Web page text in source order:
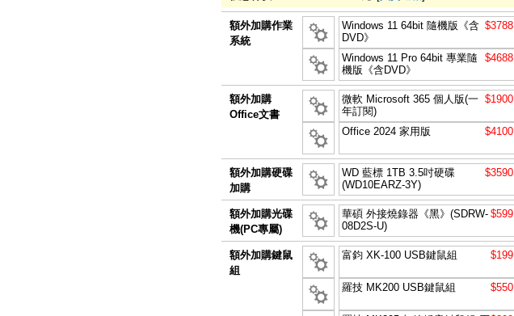
額外加購作業
系統
Windows 11 64bit 隨機版《含
DVD》
$3788
Windows 11 Pro 64bit 專業隨
機版《含DVD》
$4688
額外加購
Office文書
微軟 Microsoft 365 個人版(一
年訂閱)
$1900
Office 2024 家用版 $4100
額外加購硬碟
加購
WD 藍標 1TB 3.5吋硬碟
(WD10EARZ-3Y)
$3590
額外加購光碟
機(PC專屬)
華碩 外接燒錄器《黑》(SDRW-
08D2S-U)
$599
額外加購鍵鼠
組
富鈞 XK-100 USB鍵鼠組 $199
羅技 MK200 USB鍵鼠組 $550